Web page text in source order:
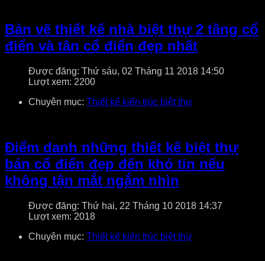
Bản vẽ thiết kế nhà biệt thự 2 tầng cổ
điển và tân cổ điển đẹp nhất
Được đăng: Thứ sáu, 02 Tháng 11 2018 14:50
Lượt xem: 2200
Chuyên mục: Thiết kế kiến trúc biệt thự
Điểm danh những thiết kế biệt thự
bán cổ điển đẹp đến khó tin nếu
không tận mắt ngắm nhìn
Được đăng: Thứ hai, 22 Tháng 10 2018 14:37
Lượt xem: 2018
Chuyên mục: Thiết kế kiến trúc biệt thự